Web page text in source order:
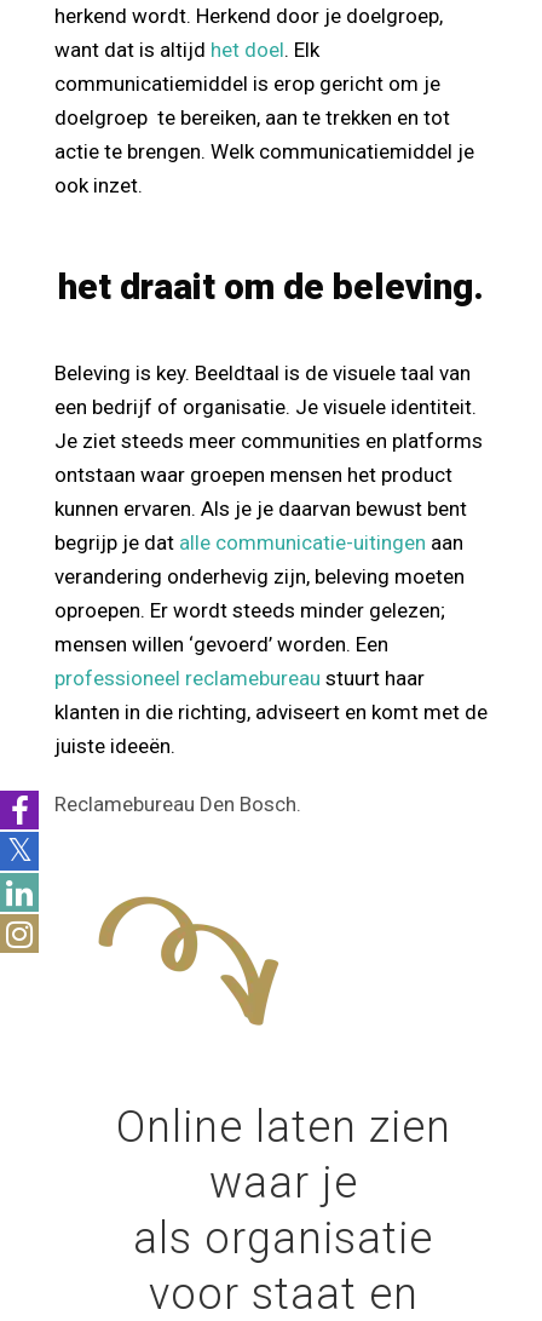
herkend wordt. Herkend door je doelgroep,
want dat is altijd het doel. Elk
communicatiemiddel is erop gericht om je
doelgroep te bereiken, aan te trekken en tot
actie te brengen. Welk communicatiemiddel je
ook inzet.
het draait om de beleving.
Beleving is key. Beeldtaal is de visuele taal van
een bedrijf of organisatie. Je visuele identiteit.
Je ziet steeds meer communities en platforms
ontstaan waar groepen mensen het product
kunnen ervaren. Als je je daarvan bewust bent
begrijp je dat alle communicatie-uitingen aan
verandering onderhevig zijn, beleving moeten
oproepen. Er wordt steeds minder gelezen;
mensen willen ‘gevoerd’ worden. Een
professioneel reclamebureau stuurt haar
klanten in die richting, adviseert en komt met de
juiste ideeën.
Reclamebureau Den Bosch.
Online laten zien
waar je
als organisatie
voor staat en